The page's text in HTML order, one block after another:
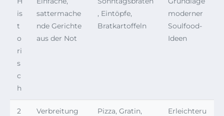
is
t
o
ri
s
c
h
sattermache
nde Gerichte
aus der Not
, Eintöpfe,
Bratkartoffeln
moderner
Soulfood-
Ideen
2
Verbreitung
Pizza, Gratin,
Erleichteru